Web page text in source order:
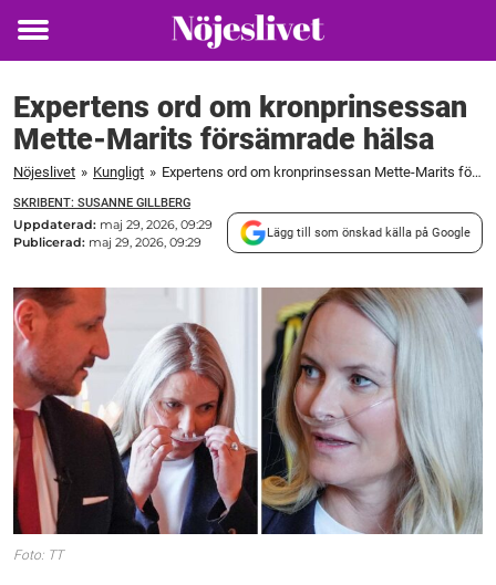
Toggle
Expertens ord om kronprinsessan
Mette-Marits försämrade hälsa
Nöjeslivet » Kungligt » Expertens ord om kronprinsessan Mette-Marits försämrade hälsa
SKRIBENT: SUSANNE GILLBERG
Uppdaterad: maj 29, 2026, 09:29
Publicerad: maj 29, 2026, 09:29
Lägg till som önskad källa på Google
Foto: TT